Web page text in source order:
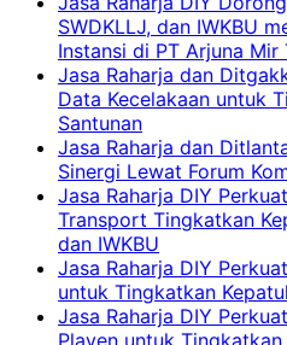
SWDKLLJ, dan IWKBU
Instansi di PT Arjuna Mir
Jasa Raharja dan
Data Kecelakaan untuk
Santunan
Jasa Raharja dan
Sinergi Lewat Forum
Jasa Raharja DIY
Transport Tingkatkan
dan IWKBU
Jasa Raharja DIY
untuk Tingkatkan
Jasa Raharja DIY